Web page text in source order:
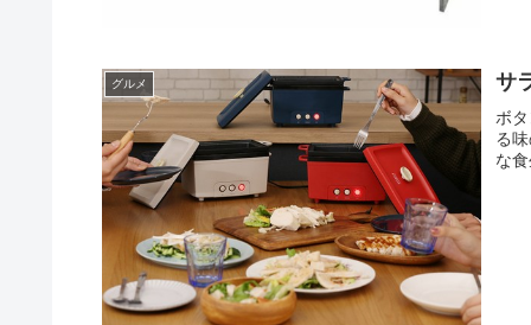
グルメ サ
ボ
る
な